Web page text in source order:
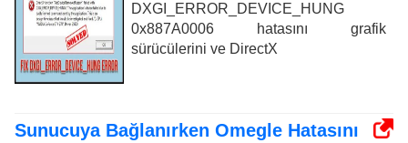
DXGI_ERROR_DEVICE_HUNG
0x887A0006 hatasını grafik
sürücülerini ve DirectX
Sunucuya Bağlanırken Omegle Hatasını